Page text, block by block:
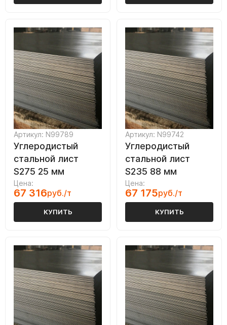
Артикул: N99789
Углеродистый
стальной лист
S275 25 мм
Цена:
67 316руб./т
КУПИТЬ
Артикул: N99742
Углеродистый
стальной лист
S235 88 мм
Цена:
67 175руб./т
КУПИТЬ